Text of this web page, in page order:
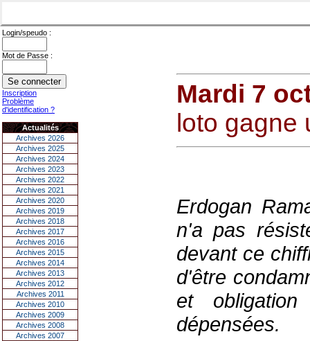
Login/speudo :
Mot de Passe :
Inscription
Problème
d'identification ?
Actualités
Archives 2026
Archives 2025
Archives 2024
Archives 2023
Archives 2022
Archives 2021
Archives 2020
Archives 2019
Archives 2018
Archives 2017
Archives 2016
Archives 2015
Archives 2014
Archives 2013
Archives 2012
Archives 2011
Archives 2010
Archives 2009
Archives 2008
Archives 2007
Mardi 7
loto gagne
Erdogan
n'a pas
devant ce
d'être
et
dépensées.